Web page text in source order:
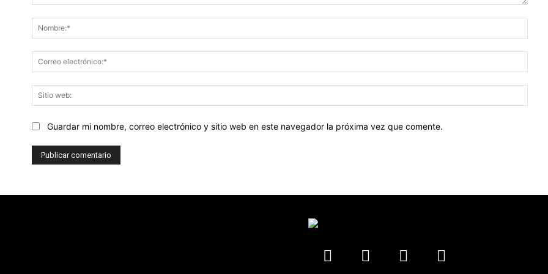
web:
Guardar mi nombre, correo electrónico y sitio web en este navegador la próxima vez que comente.